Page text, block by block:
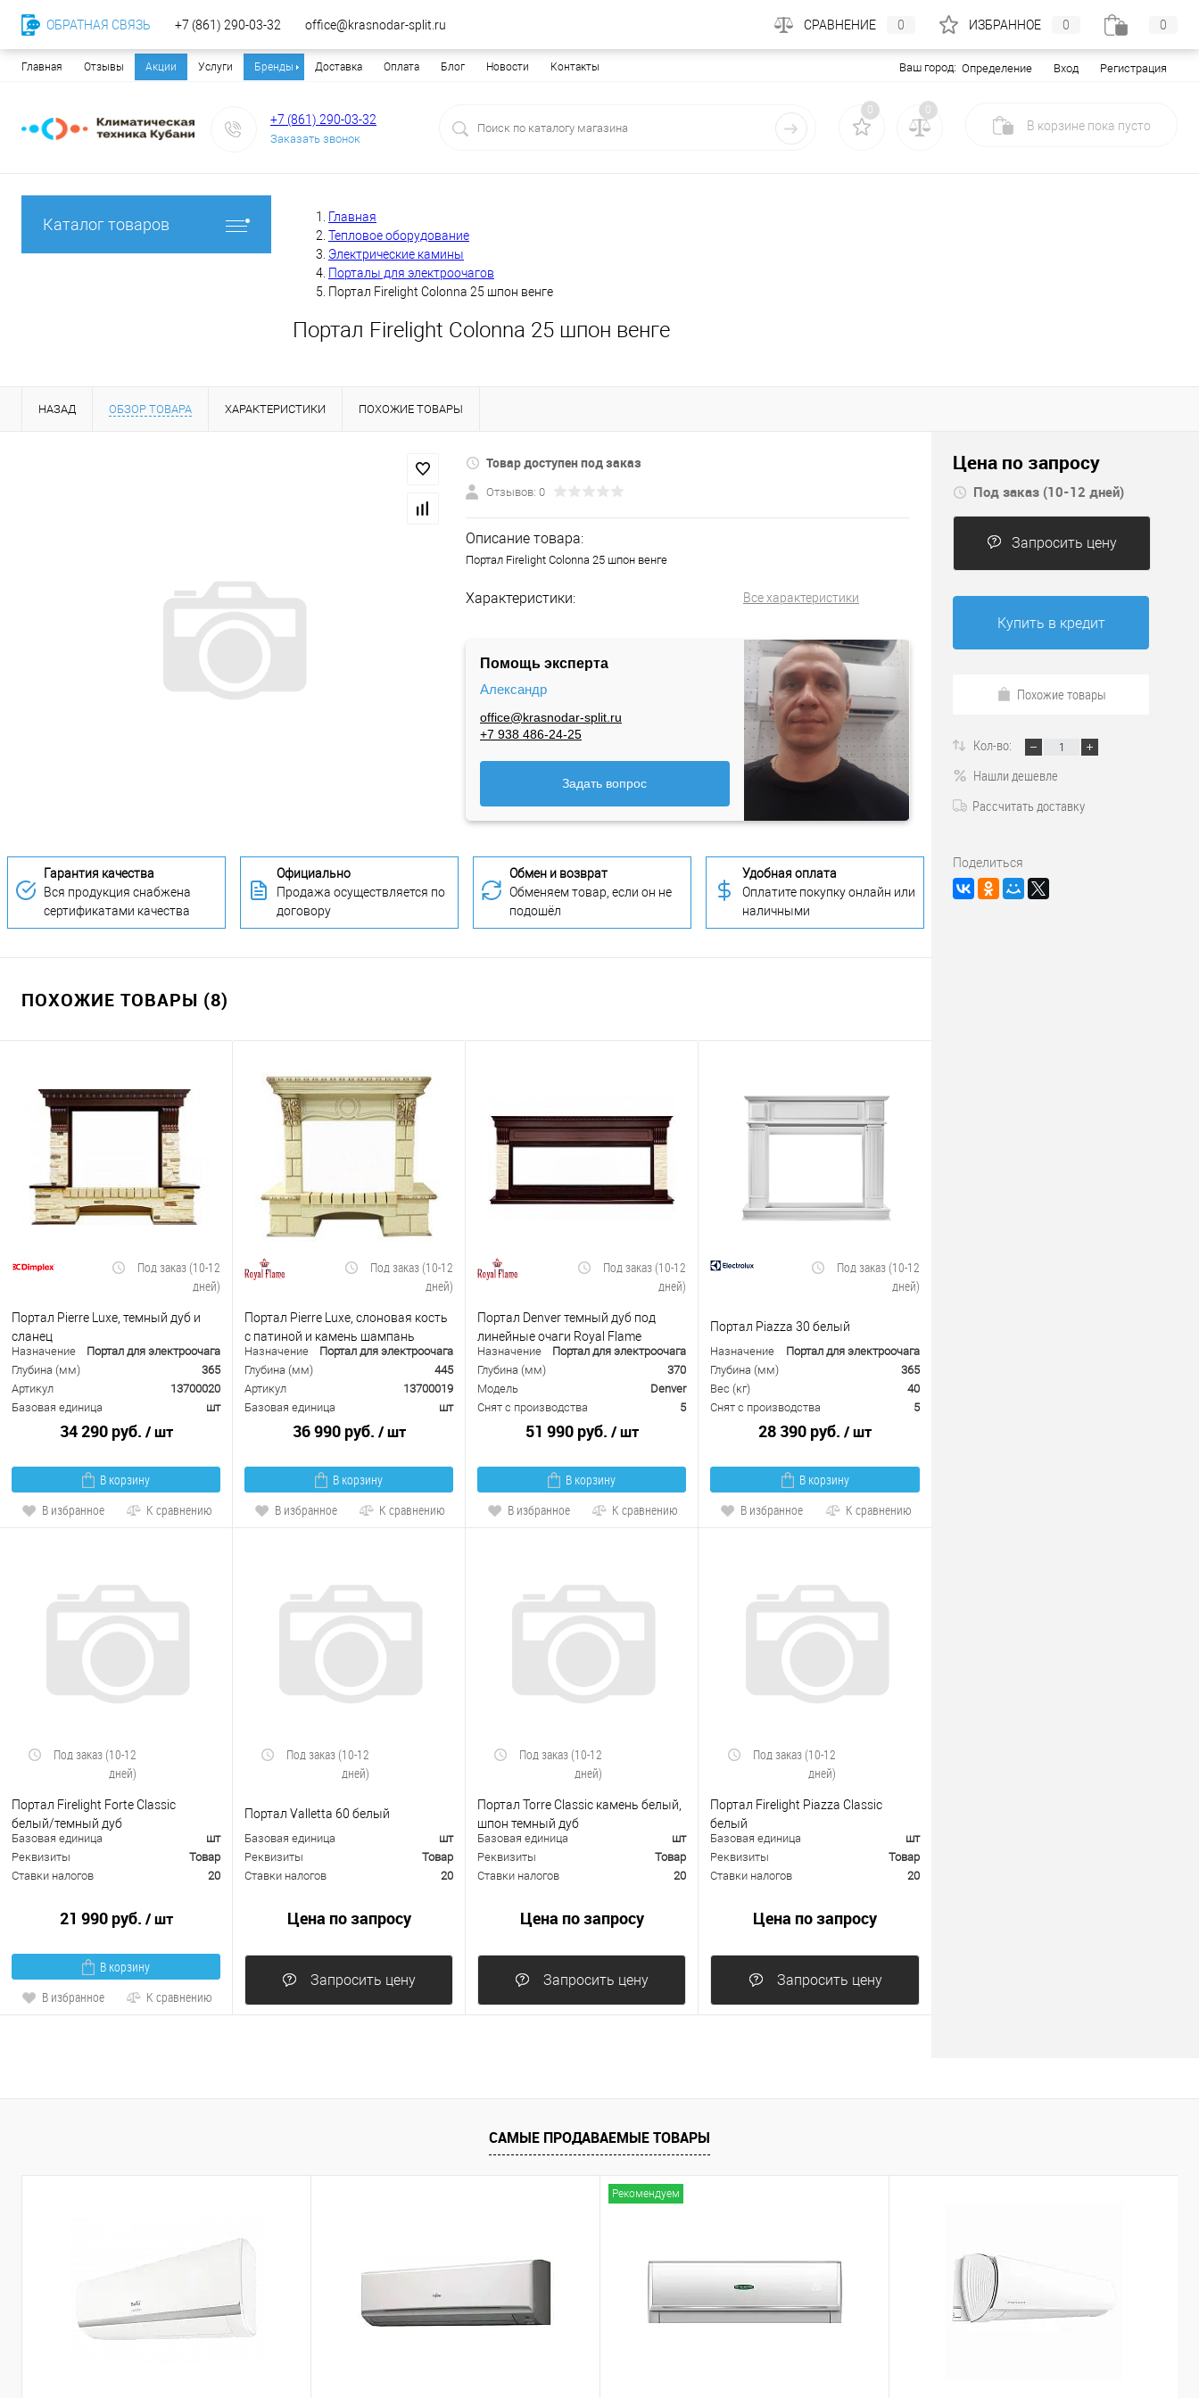
Главная Отзывы Акции Услуги Бренды Доставка Оплата Блог Новости Контакты Ваш город: Определение Вход Регистрация
+7 (861) 290-03-32
Заказать звонок
0 0
В корзине пока пусто
Каталог товаров
Главная
Тепловое оборудование
Электрические камины
Порталы для электроочагов
Портал Firelight Colonna 25 шпон венге
Портал Firelight Colonna 25 шпон венге
НАЗАД ОБЗОР ТОВАРА ХАРАКТЕРИСТИКИ ПОХОЖИЕ ТОВАРЫ
Товар доступен под заказ
Отзывов: 0
Описание товара:
Портал Firelight Colonna 25 шпон венге
Характеристики: Все характеристики
Помощь эксперта
Александр
office@krasnodar-split.ru
+7 938 486-24-25
Задать вопрос
Гарантия качества
Вся продукция снабжена
сертификатами качества
Официально
Продажа осуществляется по
договору
Обмен и возврат
Обменяем товар, если он не
подошёл
Удобная оплата
Оплатите покупку онлайн или
наличными
ПОХОЖИЕ ТОВАРЫ (8)
Под заказ (10-12
дней)
Портал Pierre Luxe, темный дуб и
сланец
Назначение
Портал для электроочага
Глубина (мм)
365
Артикул
13700020
Базовая единица
шт
34 290 руб. / шт
В корзину
В избранное
К сравнению
Под заказ (10-12
дней)
Портал Pierre Luxe, слоновая кость
с патиной и камень шампань
Назначение
Портал для электроочага
Глубина (мм)
445
Артикул
13700019
Базовая единица
шт
36 990 руб. / шт
В корзину
В избранное
К сравнению
Под заказ (10-12
дней)
Портал Denver темный дуб под
линейные очаги Royal Flame
Назначение
Портал для электроочага
Глубина (мм)
370
Модель
Denver
Снят с производства
5
51 990 руб. / шт
В корзину
В избранное
К сравнению
Под заказ (10-12
дней)
Портал Piazza 30 белый
Назначение
Портал для электроочага
Глубина (мм)
365
Вес (кг)
40
Снят с производства
5
28 390 руб. / шт
В корзину
В избранное
К сравнению
Под заказ (10-12
дней)
Портал Firelight Forte Classic
белый/темный дуб
Базовая единица
шт
Реквизиты
Товар
Ставки налогов
20
21 990 руб. / шт
В корзину
В избранное
К сравнению
Под заказ (10-12
дней)
Портал Valletta 60 белый
Базовая единица
шт
Реквизиты
Товар
Ставки налогов
20
Цена по запросу
Запросить цену
Под заказ (10-12
дней)
Портал Torre Classic камень белый,
шпон темный дуб
Базовая единица
шт
Реквизиты
Товар
Ставки налогов
20
Цена по запросу
Запросить цену
Под заказ (10-12
дней)
Портал Firelight Piazza Classic
белый
Базовая единица
шт
Реквизиты
Товар
Ставки налогов
20
Цена по запросу
Запросить цену
Цена по запросу
Под заказ (10-12 дней)
Запросить цену
Купить в кредит
Похожие товары
Кол-во:
Нашли дешевле
Рассчитать доставку
Поделиться
САМЫЕ ПРОДАВАЕМЫЕ ТОВАРЫ
Рекомендуем
ОБРАТНАЯ СВЯЗЬ +7 (861) 290-03-32 office@krasnodar-split.ru СРАВНЕНИЕ 0 ИЗБРАННОЕ 0 0